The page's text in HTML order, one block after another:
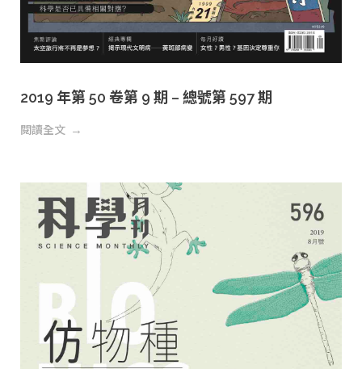
2019 年第 50 卷第 9 期 – 總號第 597 期
閱讀全文